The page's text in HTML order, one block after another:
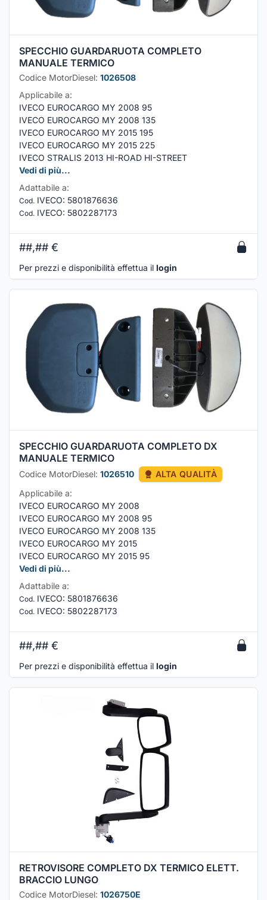
SPECCHIO GUARDARUOTA COMPLETO
MANUALE TERMICO
Codice MotorDiesel: 1026508
Applicabile a:
IVECO EUROCARGO MY 2008 95
IVECO EUROCARGO MY 2008 135
IVECO EUROCARGO MY 2015 195
IVECO EUROCARGO MY 2015 225
IVECO STRALIS 2013 HI-ROAD HI-STREET
Vedi di più...
Adattabile a:
Cod. IVECO: 5801876636
Cod. IVECO: 5802287173
##,## €
Per prezzi e disponibilità effettua il login
SPECCHIO GUARDARUOTA COMPLETO DX
MANUALE TERMICO
Codice MotorDiesel: 1026510
ALTA QUALITÀ
Applicabile a:
IVECO EUROCARGO MY 2008
IVECO EUROCARGO MY 2008 95
IVECO EUROCARGO MY 2008 135
IVECO EUROCARGO MY 2015
IVECO EUROCARGO MY 2015 95
Vedi di più...
Adattabile a:
Cod. IVECO: 5801876636
Cod. IVECO: 5802287173
##,## €
Per prezzi e disponibilità effettua il login
RETROVISORE COMPLETO DX TERMICO ELETT.
BRACCIO LUNGO
Codice MotorDiesel: 1026750E